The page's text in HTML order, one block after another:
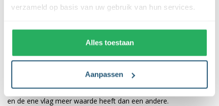
verzameld op basis van uw gebruik van hun services.
Alles toestaan
Aanpassen
naar de Randstad zijn getrokken voor studie of werk. De
degene waar mensen al generaties lang wonen. Zij voelen
hierdoor een grote verbondenheid met de regio. U kunt hierbij
denken aan de provincies Friesland, Groningen, Drenthe,
Zo ziet u dat iedere provincievlag zijn eigen symboliek hanteert
en de ene vlag meer waarde heeft dan een andere.